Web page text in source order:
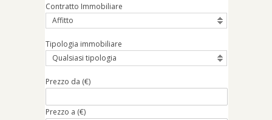
Contratto Immobiliare
Affitto
Tipologia immobiliare
Qualsiasi tipologia
Prezzo da (€)
Prezzo a (€)